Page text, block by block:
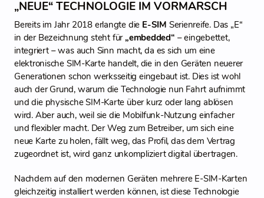
„NEUE“ TECHNOLOGIE IM VORMARSCH
Bereits im Jahr 2018 erlangte die E-SIM Serienreife. Das „E“
in der Bezeichnung steht für„embedded“ – eingebettet,
integriert – was auch Sinn macht, da es sich um eine
elektronische SIM-Karte handelt, die in den Geräten neuerer
Generationen schon werksseitig eingebaut ist. Dies ist wohl
auch der Grund, warum die Technologie nun Fahrt aufnimmt
und die physische SIM-Karte über kurz oder lang ablösen
wird. Aber auch, weil sie die Mobilfunk-Nutzung einfacher
und flexibler macht. Der Weg zum Betreiber, um sich eine
neue Karte zu holen, fällt weg, das Profil, das dem Vertrag
zugeordnet ist, wird ganz unkompliziert digital übertragen.
Nachdem auf den modernen Geräten mehrere E-SIM-Karten
gleichzeitig installiert werden können, ist diese Technologie